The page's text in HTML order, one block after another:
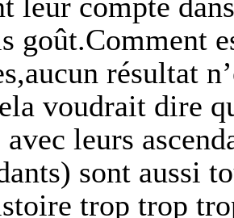
goût.Comment
résultat
voudrait dire
avec leurs
sont aussi
trop trop